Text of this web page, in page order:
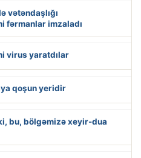
vətəndaşlığı
fərmanlar imzaladı
virus yaratdılar
qoşun yeridir
bu, bölgəmizə xeyir-dua